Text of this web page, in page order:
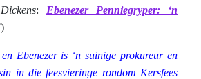
: Ebenezer Penniegryper: ‘n
Ebenezer is ‘n suinige prokureur en
in die feesvieringe rondom Kersfees